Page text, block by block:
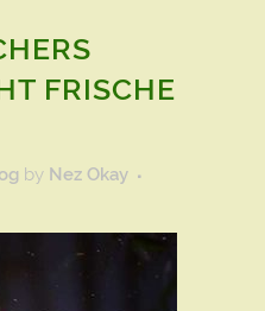
FRISCHE
by Nez Okay